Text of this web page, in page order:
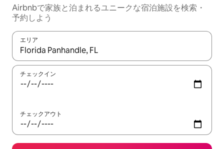
Airbnbで家族と泊まれるユニークな宿泊施設を検索・
予約しよう
エリア
検索結果が表示されたら、上下の矢印キーを使って移動するか
チェックイン
チェックアウト